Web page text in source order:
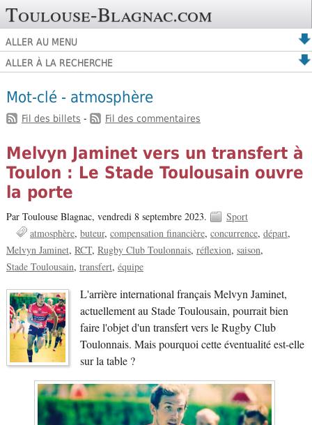
Toulouse-Blagnac.com
ALLER AU MENU
ALLER À LA RECHERCHE
Mot-clé - atmosphère
Fil des billets - Fil des commentaires
Melvyn Jaminet vers un transfert à
Toulon : Le Stade Toulousain ouvre
la porte
Par Toulouse Blagnac, vendredi 8 septembre 2023.
Sport
atmosphère buteur compensation financière concurrence départ
Melvyn Jaminet RCT Rugby Club Toulonnais réflexion saison
Stade Toulousain transfert équipe
L'arrière international français Melvyn Jaminet,
actuellement au Stade Toulousain, pourrait bien
faire l'objet d'un transfert vers le Rugby Club
Toulonnais. Mais pourquoi cette éventualité est-elle
sur la table ?